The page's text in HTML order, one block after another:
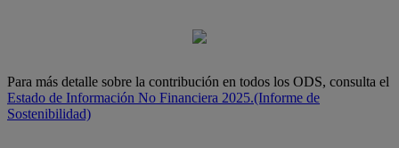
Para más detalle sobre la contribución en todos los ODS, consulta el
Estado de Información No Financiera 2025.(Informe de
Sostenibilidad)